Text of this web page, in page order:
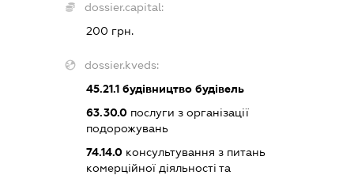
dossier.capital:
200 грн.
dossier.kveds:
45.21.1 будівництво будівель
63.30.0 послуги з організації
подорожувань
74.14.0 консультування з питань
комерційної діяльності та